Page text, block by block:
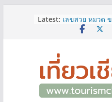
Latest: เลขสวย หมวด
แล้ววันนี้ เลขเ
จ.เชียงราย ที่ไม่
12–16 ส.ค.นี้ เ
ยิ่งใหญ่แห่งปี “
ตะวันออก 2026”
ผู้ว่าฯ เชียงราย